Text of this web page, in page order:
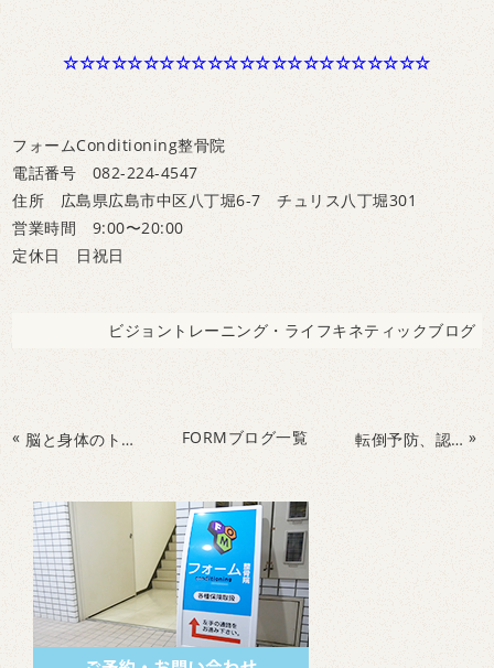
☆☆☆☆☆☆☆☆☆☆☆☆☆☆☆☆☆☆☆☆☆☆☆
フォームConditioning整骨院
電話番号 082-224-4547
住所 広島県広島市中区八丁堀6-7 チュリス八丁堀301
営業時間 9:00〜20:00
定休日 日祝日
ビジョントレーニング・ライフキネティックブログ
« 脳と身体のトレーニング、ライフキネティック体験会はこんな感じでやってますよ！！ FORMブログ一覧 転倒予防、認知症予防、物忘れ改善、介護予防、身体と脳を使い楽しい体操開催 »